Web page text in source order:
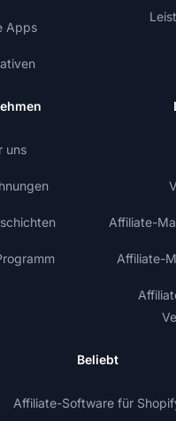
Apps
uns
Affiliate-
Affiliate-
Beliebt
Affiliate-Software für